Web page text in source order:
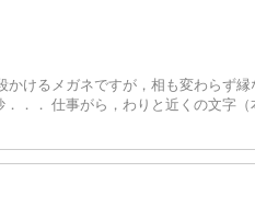
かけるメガネですが，相も変わらず
．． 仕事がら，わりと近くの文字